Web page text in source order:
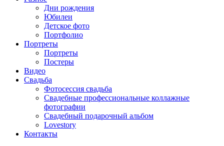
Дни рождения
Юбилеи
Детское фото
Портфолио
Портреты
Портреты
Постеры
Видео
Свадьба
Фотосессия свадьба
Свадебные профессиональные коллажные
фотографии
Свадебный подарочный альбом
Lovestory
Контакты